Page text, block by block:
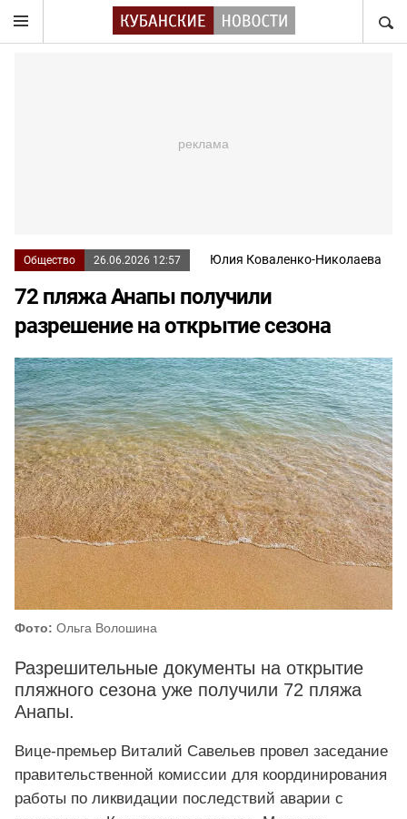
Общество 26.06.2026 12:57 Юлия Коваленко-Николаева
72 пляжа Анапы получили
разрешение на открытие сезона
Фото: Ольга Волошина
Разрешительные документы на открытие
пляжного сезона уже получили 72 пляжа
Анапы.
Вице-премьер Виталий Савельев провел заседание
правительственной комиссии для координирования
работы по ликвидации последствий аварии с